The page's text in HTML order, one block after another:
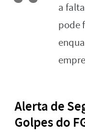
a
pode
Alerta de
Golpes do